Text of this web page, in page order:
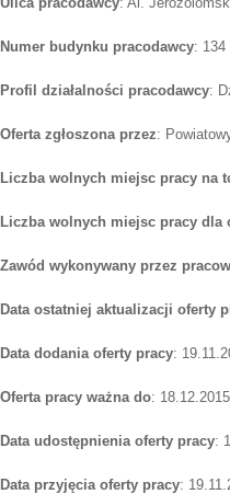
Numer budynku pracodawcy: 134
Profil działalności pracodawcy:
Oferta zgłoszona przez:
Liczba wolnych miejsc pracy na
Liczba wolnych miejsc pracy dla
Zawód wykonywany przez
Data ostatniej aktualizacji oferty
Data dodania oferty pracy:
Oferta pracy ważna do: 18.12.2015
Data udostępnienia oferty pracy:
Data przyjęcia oferty pracy: